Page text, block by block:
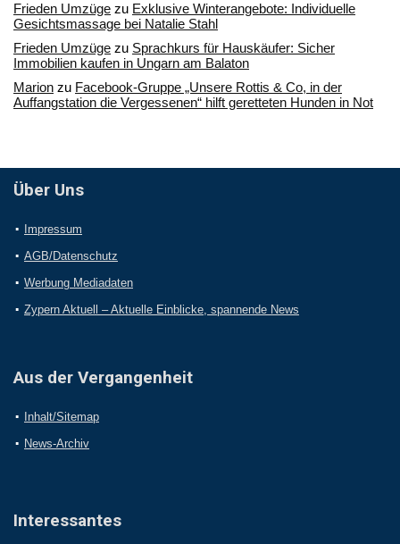
Frieden Umzüge zu Exklusive Winterangebote: Individuelle
Gesichtsmassage bei Natalie Stahl
Frieden Umzüge zu Sprachkurs für Hauskäufer: Sicher
Immobilien kaufen in Ungarn am Balaton
Marion zu Facebook-Gruppe „Unsere Rottis & Co, in der
Auffangstation die Vergessenen“ hilft geretteten Hunden in Not
Über Uns
Impressum
AGB/Datenschutz
Werbung Mediadaten
Zypern Aktuell – Aktuelle Einblicke, spannende News
Aus der Vergangenheit
Inhalt/Sitemap
News-Archiv
Interessantes